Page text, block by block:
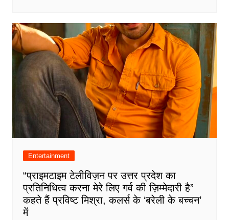
Entertainment
“प्राइमटाइम टेलीविज़न पर उत्तर प्रदेश का
प्रतिनिधित्व करना मेरे लिए गर्व की ज़िम्मेदारी है”
कहते हैं प्रविष्ट मिश्रा, कलर्स के ‘बरेली के बच्चन’
में